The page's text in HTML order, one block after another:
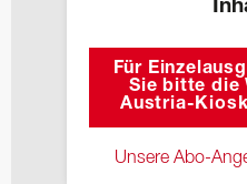
Für
Sie bitte die
Austria-
Unsere Abo-